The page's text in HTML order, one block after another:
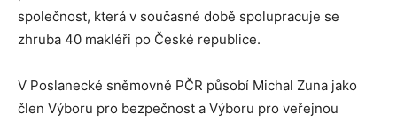
společnost, která v současné době spolupracuje se
zhruba 40 makléři po České republice.
V Poslanecké sněmovně PČR působí Michal Zuna jako
člen Výboru pro bezpečnost a Výboru pro veřejnou